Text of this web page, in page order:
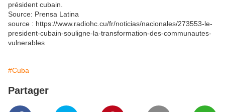
président cubain.
Source: Prensa Latina
source : https://www.radiohc.cu/fr/noticias/nacionales/273553-le-
president-cubain-souligne-la-transformation-des-communautes-
vulnerables
#Cuba
Partager